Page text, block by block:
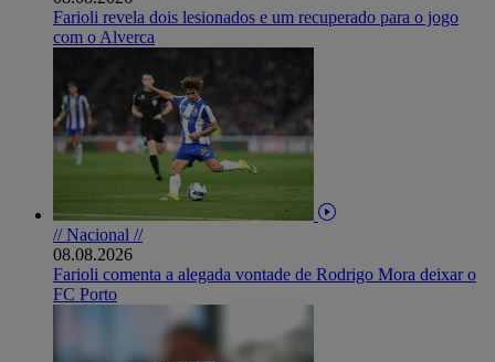
Farioli revela dois lesionados e um recuperado para o jogo
com o Alverca
// Nacional //
08.08.2026
Farioli comenta a alegada vontade de Rodrigo Mora deixar o
FC Porto